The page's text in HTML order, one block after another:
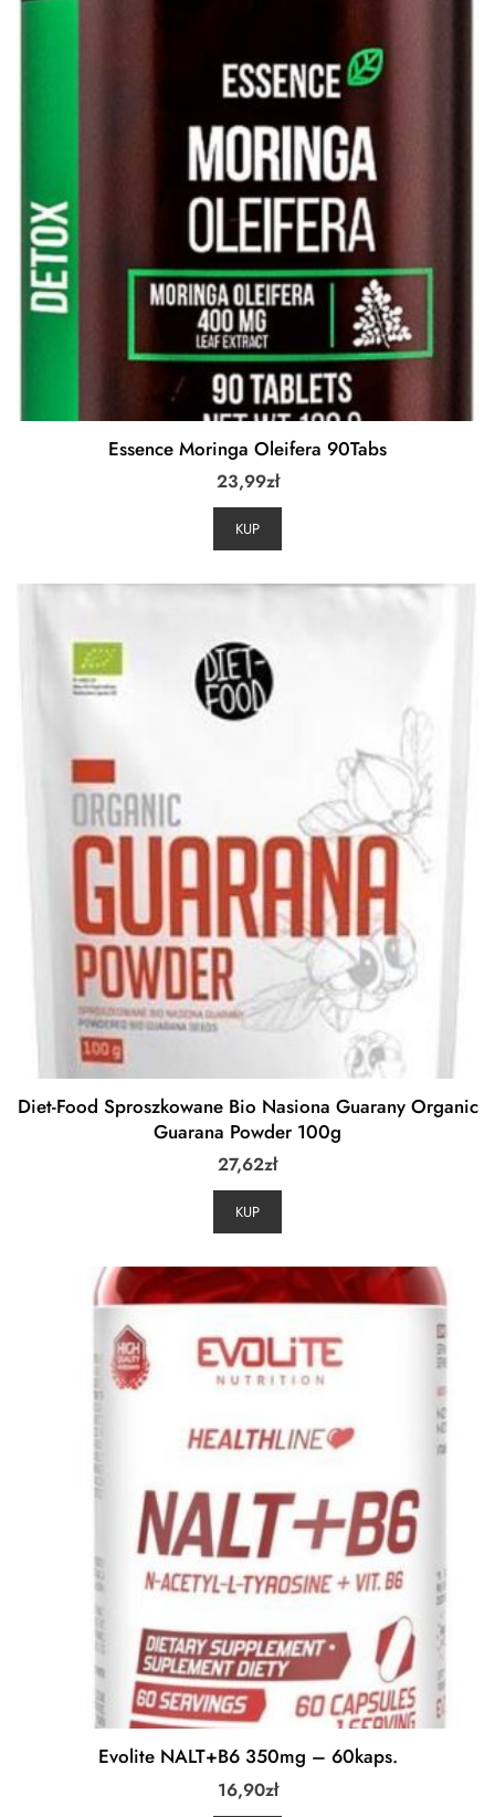
Essence Moringa Oleifera 90Tabs
23,99zł
KUP
Diet-Food Sproszkowane Bio Nasiona Guarany Organic
Guarana Powder 100g
27,62zł
KUP
Evolite NALT+B6 350mg – 60kaps.
16,90zł